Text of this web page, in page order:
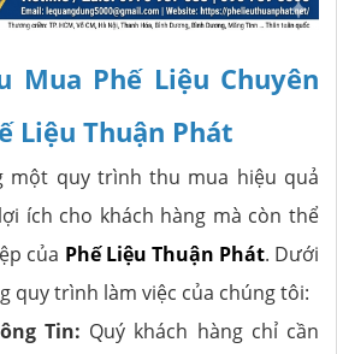
Mua Phế Liệu Chuyên
Liệu Thuận Phát
một quy trình thu mua hiệu quả
ích cho khách hàng mà còn thể
của Phế Liệu Thuận Phát. Dưới
quy trình làm việc của chúng tôi:
Tin: Quý khách hàng chỉ cần